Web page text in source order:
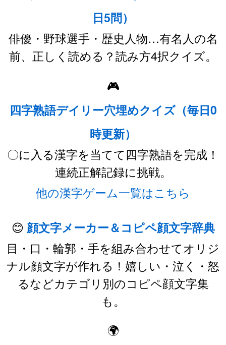
日5問）
俳優・野球選手・歴史人物…有名人の名
前、正しく読める？読み方4択クイズ。
🎮
四字熟語デイリー穴埋めクイズ（毎日0
時更新）
〇に入る漢字を当てて四字熟語を完成！
連続正解記録に挑戦。
他の漢字ゲーム一覧はこちら
😊 顔文字メーカー＆コピペ顔文字辞典
目・口・輪郭・手を組み合わせてオリジ
ナル顔文字が作れる！嬉しい・泣く・怒
るなどカテゴリ別のコピペ顔文字集
も。
🌍